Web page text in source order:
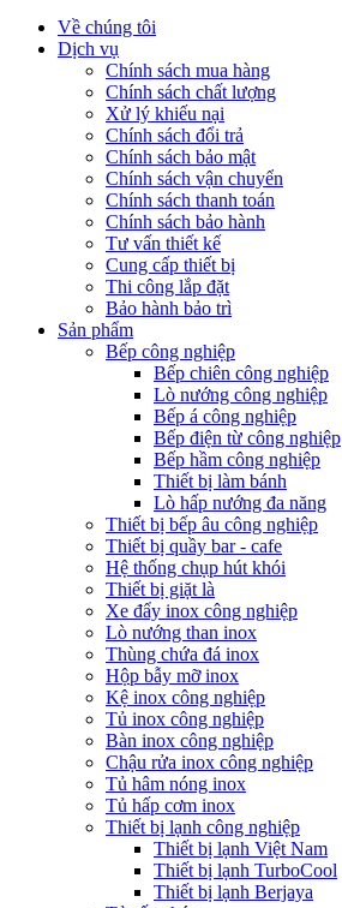
Về chúng tôi
Dịch vụ
Chính sách mua hàng
Chính sách chất lượng
Xử lý khiếu nại
Chính sách đổi trả
Chính sách bảo mật
Chính sách vận chuyển
Chính sách thanh toán
Chính sách bảo hành
Tư vấn thiết kế
Cung cấp thiết bị
Thi công lắp đặt
Bảo hành bảo trì
Sản phẩm
Bếp công nghiệp
Bếp chiên công nghiệp
Lò nướng công nghiệp
Bếp á công nghiệp
Bếp điện từ công nghiệp
Bếp hầm công nghiệp
Thiết bị làm bánh
Lò hấp nướng đa năng
Thiết bị bếp âu công nghiệp
Thiết bị quầy bar - cafe
Hệ thống chụp hút khói
Thiết bị giặt là
Xe đẩy inox công nghiệp
Lò nướng than inox
Thùng chứa đá inox
Hộp bẫy mỡ inox
Kệ inox công nghiệp
Tủ inox công nghiệp
Bàn inox công nghiệp
Chậu rửa inox công nghiệp
Tủ hâm nóng inox
Tủ hấp cơm inox
Thiết bị lạnh công nghiệp
Thiết bị lạnh Việt Nam
Thiết bị lạnh TurboCool
Thiết bị lạnh Berjaya